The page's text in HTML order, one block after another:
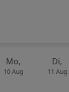
Mo,
10 Aug
Di,
11 Aug